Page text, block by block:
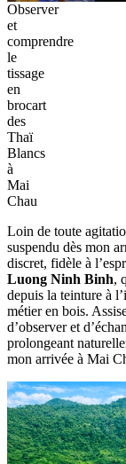
Observer
et
comprendre
le
tissage
en
brocart
des
Thaï
Blancs
à
Mai
Chau
Loin de toute
suspendu dès mon
discret, fidèle à
Luong Ninh Binh,
depuis la teinture à
métier en bois.
d’observer et
prolongeant
mon arrivée à Mai